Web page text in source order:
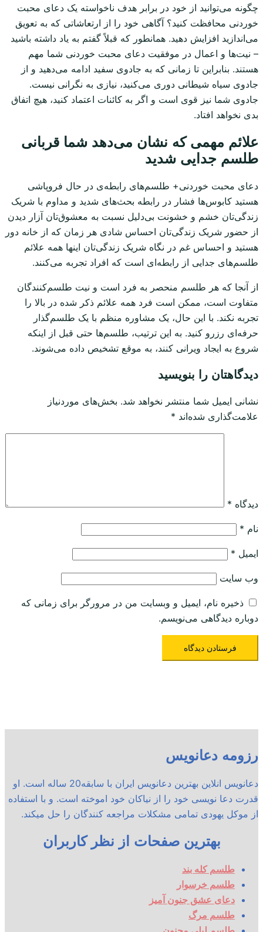
چگونه می‌توانید از خود در برابر هدف ناخواسته یک دعای محبت
خوردنی محافظت کنید؟ آگاهی خود را از ارتعاشاتی که به تعویق
می‌اندازید افزایش دهید. همانطور که قبلاً گفتم به یاد داشته باشید
– نیت‌ها و اعمال در موفقیت دعای محبت خوردنی شما مهم
هستند. بنابراین تا زمانی که به جادوی سفید ادامه می‌دهید و از
جادوی سیاه شیطانی دوری می‌کنید، نیازی به نگرانی نیست.
جادوی شما نیز قوی است و اگر به کائنات اعتماد کنید، هیچ اتفاق
بدی نخواهد افتاد.
علائم مهمی که نشان می‌دهد شما قربانی
طلسم جدایی شدید
دعای محبت خوردنی+ طلسم‌های رابطه‌ی در حال فروپاشی
هستید کابوس‌ها فشار در رابطه بحث‌های شدید و مداوم با شریک
زندگی‌تان خشم و خشونت بی‌دلیل نسبت به معشوق‌تان آزار دیدن
از حضور شریک زندگی‌تان احساس شادی هر زمان که از خانه دور
هستید و احساس غم در نگاه شریک زندگی‌تان اینها همه علائم
طلسم‌های جدایی از رابطه‌ای است که افراد تجربه می‌کنند.
از آنجا که هر طلسم منحصر به فرد است و نیت طلسم‌کنندگان
متفاوت است، ممکن است فرد همه علائم ذکر شده در بالا را
تجربه نکند. با این حال، یک مشاوره منظم با یک طلسم‌گذار
حرفه‌ای رزرو کنید. به این ترتیب، طلسم‌ها حتی قبل از اینکه
شروع به ایجاد ویرانی کنند، به موقع تشخیص داده می‌شوند.
دیدگاهتان را بنویسید
نشانی ایمیل شما منتشر نخواهد شد. بخش‌های موردنیاز
علامت‌گذاری شده‌اند *
دیدگاه *
نام *
ایمیل *
وب‌ سایت
ذخیره نام، ایمیل و وبسایت من در مرورگر برای زمانی که
دوباره دیدگاهی می‌نویسم.
رزومه دعانویس
دعانویس انلاین بهترین دعانویس ایران با سابقه20 ساله است. او
قدرت دعا نویسی خود را از نیاکان خود اموخته است. و با استفاده
از موکل یهودی تمامی مشکلات مراجعه کنندگان را حل میکند.
بهترین صفحات از نظر کاربران
طلسم کله بند
طلسم خرسوار
دعای عشق جنون آمیز
طلسم مرگ